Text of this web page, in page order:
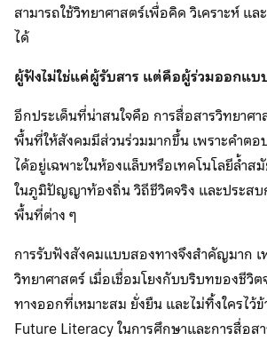
สามารถใช้วิทยาศาสตร์เพื่อคิด วิเคราะห์ แ
ได้
ผู้ฟังไม่ใช่แค่ผู้รับสาร แต่คือผู้ร่วมออกแ
อีกประเด็นที่น่าสนใจคือ การสื่อสารวิทยาศ
พื้นที่ให้สังคมมีส่วนร่วมมากขึ้น เพราะคำตอ
ได้อยู่เฉพาะในห้องแล็บหรือเทคโนโลยีล้ำส
ในภูมิปัญญาท้องถิ่น วิถีชีวิตจริง และประส
พื้นที่ต่าง ๆ
การรับฟังสังคมแบบสองทางจึงสำคัญมาก เ
วิทยาศาสตร์ เมื่อเชื่อมโยงกับบริบทของชีวิต
ทางออกที่เหมาะสม ยั่งยืน และไม่ทิ้งใครไว้ข้
Future Literacy ในการศึกษาและการสื่อส